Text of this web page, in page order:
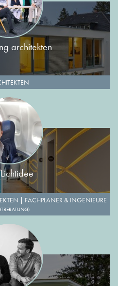
architekten
| FACHPLANER & INGENIEURE